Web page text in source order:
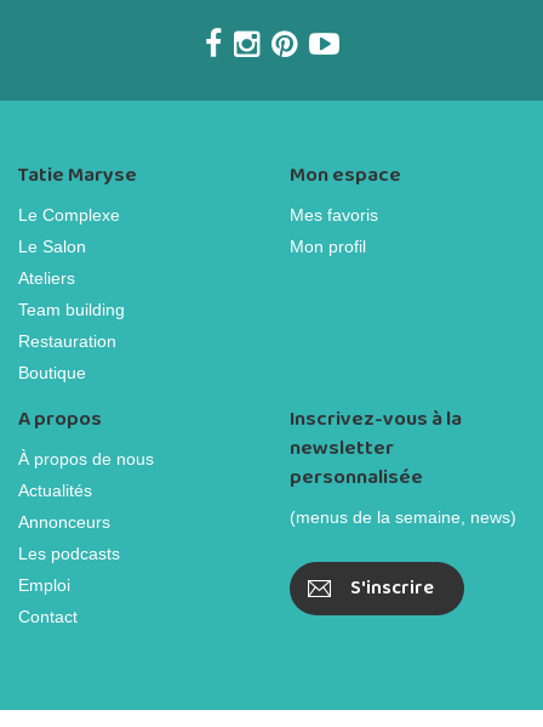
Tatie Maryse
Le Complexe
Le Salon
Ateliers
Team building
Restauration
Boutique
Mon espace
Mes favoris
Mon profil
A propos
À propos de nous
Actualités
Annonceurs
Les podcasts
Emploi
Contact
Inscrivez-vous à la
newsletter
personnalisée
(menus de la semaine, news)
S'inscrire